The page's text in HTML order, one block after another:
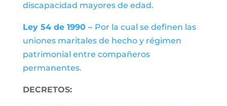
discapacidad mayores de edad.
Ley 54 de 1990 – Por la cual se definen las
uniones maritales de hecho y régimen
patrimonial entre compañeros
permanentes.
DECRETOS: